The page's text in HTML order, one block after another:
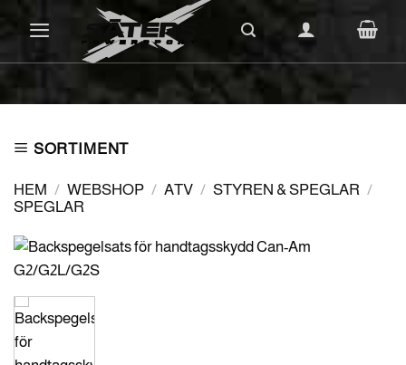
SORTIMENT
HEM / WEBSHOP / ATV / STYREN & SPEGLAR /
SPEGLAR